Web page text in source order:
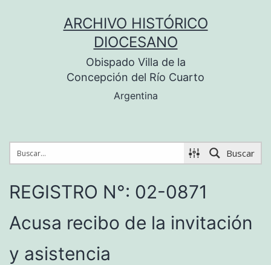
ARCHIVO HISTÓRICO
DIOCESANO
Obispado Villa de la
Concepción del Río Cuarto
Argentina
Buscar
REGISTRO N°: 02-0871
Acusa recibo de la invitación
y asistencia